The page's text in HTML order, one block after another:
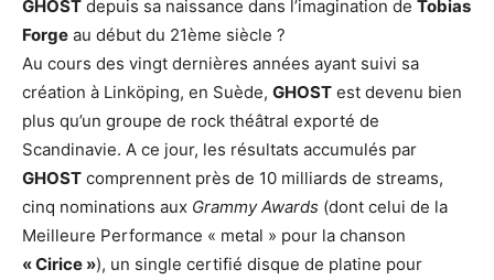
GHOST depuis sa naissance dans l’imagination de Tobias
Forge au début du 21ème siècle ?
Au cours des vingt dernières années ayant suivi sa
création à Linköping, en Suède, GHOST est devenu bien
plus qu’un groupe de rock théâtral exporté de
Scandinavie. A ce jour, les résultats accumulés par
GHOST comprennent près de 10 milliards de streams,
cinq nominations aux Grammy Awards (dont celui de la
Meilleure Performance « metal » pour la chanson
« Cirice »), un single certifié disque de platine pour